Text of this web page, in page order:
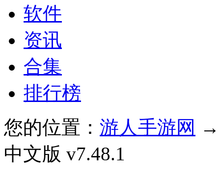
软件
资讯
合集
排行榜
您的位置： 游人手游网
中文版 v7.48.1